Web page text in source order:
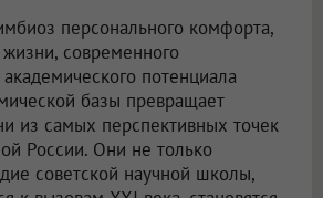
персонального комфорта,
современного
академического потенциала
базы превращает
из самых перспективных точек
России. Они не только
советской научной школы,